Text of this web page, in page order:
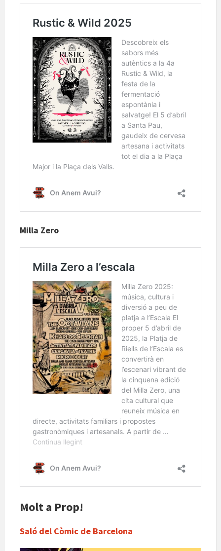
Milla Zero
Molt a Prop!
Saló del Còmic de Barcelona